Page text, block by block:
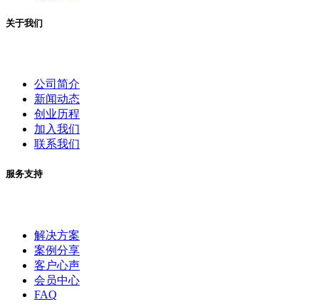
关于我们
公司简介
新闻动态
创业历程
加入我们
联系我们
服务支持
解决方案
案例分享
客户心声
会员中心
FAQ